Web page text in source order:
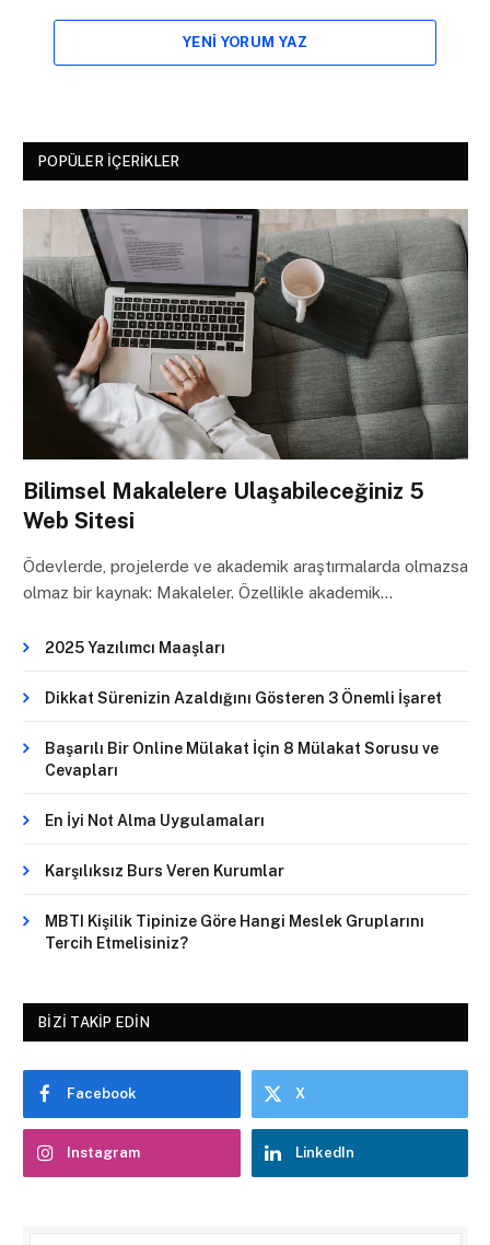
YENI YORUM YAZ
POPÜLER İÇERIKLER
Bilimsel Makalelere Ulaşabileceğiniz 5
Web Sitesi
Ödevlerde, projelerde ve akademik araştırmalarda olmazsa
olmaz bir kaynak: Makaleler. Özellikle akademik…
2025 Yazılımcı Maaşları
Dikkat Sürenizin Azaldığını Gösteren 3 Önemli İşaret
Başarılı Bir Online Mülakat İçin 8 Mülakat Sorusu ve
Cevapları
En İyi Not Alma Uygulamaları
Karşılıksız Burs Veren Kurumlar
MBTI Kişilik Tipinize Göre Hangi Meslek Gruplarını
Tercih Etmelisiniz?
BIZI TAKIP EDIN
Facebook X
Instagram LinkedIn